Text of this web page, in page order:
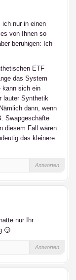
ich nur in einen
von Ihnen so
beruhigen: Ich
ETF
das System
kann sich ein
lauter Synthetik
dann, wenn
Swapgeschäfte
diesem Fall wären
das kleinere
Antworten
nur Ihr
😏
Antworten